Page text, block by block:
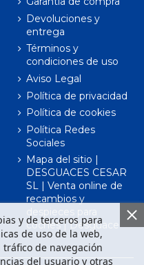
Devoluciones y
entrega
Términos y
condiciones de uso
Aviso Legal
Política de privacidad
Política de cookies
Política Redes
Sociales
Mapa del sitio |
DESGUACES CESAR
SL | Venta online de
recambios y
despieces para
coches | Desguace
y de terceros para
de uso de la web,
de navegación
del usuario y otras